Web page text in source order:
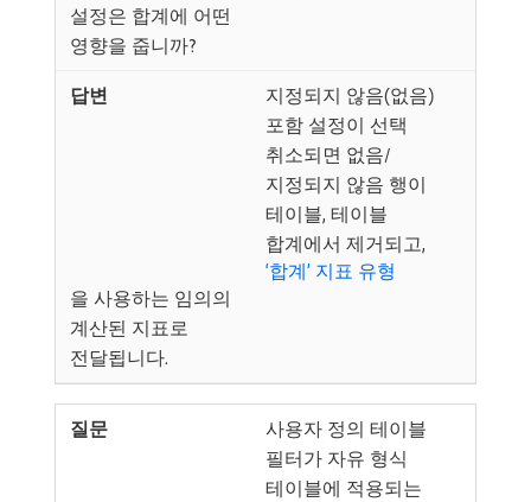
설정은 합계에 어떤
영향을 줍니까?
지정되지 않음(없음)
포함 설정이 선택
취소되면 없음/
지정되지 않음 행이
테이블, 테이블
합계에서 제거되고,
‘합계’ 지표 유형
을 사용하는 임의의
계산된 지표로
전달됩니다.
사용자 정의 테이블
필터가 자유 형식
테이블에 적용되는